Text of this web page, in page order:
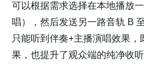
可以根据需求选择在本地播放
唱），然后发送另一路音轨 B
只能听到伴奏+主播演唱效果
果，也提升了观众端的纯净收听